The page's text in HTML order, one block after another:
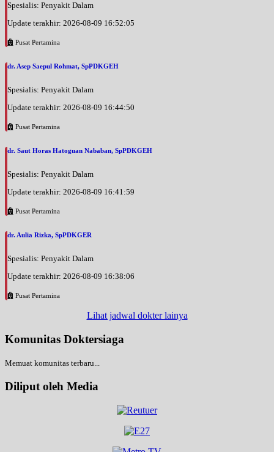
Spesialis: Penyakit Dalam
Update terakhir: 2026-08-09 16:52:05
Pusat Pertamina
dr. Asep Saepul Rohmat, SpPDKGEH
Spesialis: Penyakit Dalam
Update terakhir: 2026-08-09 16:44:50
Pusat Pertamina
dr. Saut Horas Hatoguan Nababan, SpPDKGEH
Spesialis: Penyakit Dalam
Update terakhir: 2026-08-09 16:41:59
Pusat Pertamina
dr. Aulia Rizka, SpPDKGER
Spesialis: Penyakit Dalam
Update terakhir: 2026-08-09 16:38:06
Pusat Pertamina
Lihat jadwal dokter lainya
Komunitas Doktersiaga
Memuat komunitas terbaru...
Diliput oleh Media